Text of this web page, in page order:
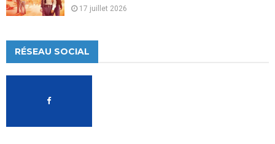
17 juillet 2026
RÉSEAU SOCIAL